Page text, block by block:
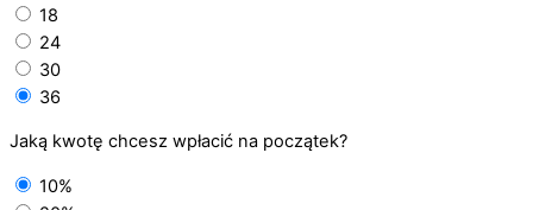
18
24
30
36
Jaką kwotę chcesz wpłacić na początek?
10%